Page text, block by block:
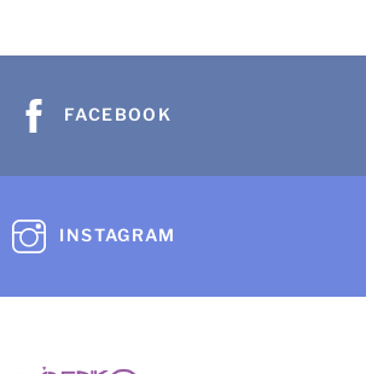
lahko
na
izdelka
FACEBOOK
INSTAGRAM